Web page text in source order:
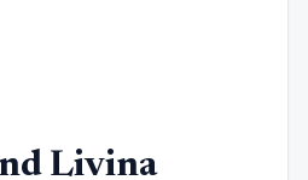
Livina